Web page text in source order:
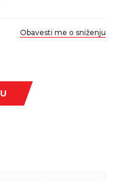
Obavesti me o sniženju